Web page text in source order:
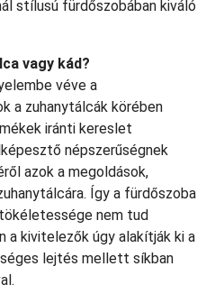
stílusú fürdőszobában kiváló
vagy kád?
véve a
a zuhanytálcák körében
iránti kereslet
népszerűségnek
azok a megoldások,
Így a fürdőszoba
nem tud
a kivitelezők úgy alakítják ki a
lejtés mellett síkban